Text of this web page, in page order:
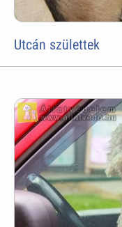
Utcán születtek